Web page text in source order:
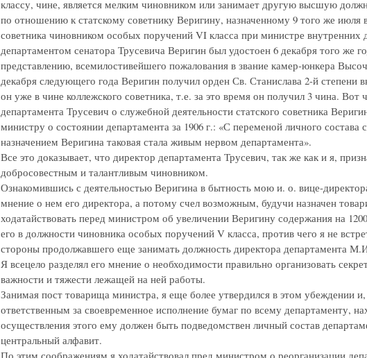
классу, чине, является мелким чиновником или занимает другую высшую
по отношению к статскому советнику Веригину, назначенному 9 того же июля
советника чиновником особых поручений VI класса при министре внутренних
департаментом сенатора Трусевича Веригин был удостоен 6 декабря того же
представлению, всемилостивейшего пожалования в звание камер-юнкера
декабря следующего года Веригин получил орден Св. Станислава 2-й степени
он уже в чине коллежского советника, т.е. за это время он получил 3 чина. Вот
департамента Трусевич о служебной деятельности статского советника
министру о состоянии департамента за 1906 г.: «С переменой личного состава
назначением Веригина таковая стала живым нервом департамента».
Все это доказывает, что директор департамента Трусевич, так же как и я,
добросовестным и талантливым чиновником.
Ознакомившись с деятельностью Веригина в бытность мою и. о. вице-
мнение о нем его директора, а потому счел возможным, будучи назначен
ходатайствовать перед министром об увеличении Веригину содержания на
его в должности чиновника особых поручений V класса, против чего я не
стороны продолжавшего еще занимать должность директора департамента
Я всецело разделял его мнение о необходимости правильно организовать
важности и тяжести лежащей на ней работы.
Занимая пост товарища министра, я еще более утвердился в этом убеждении и,
ответственным за своевременное исполнение бумаг по всему департаменту,
осуществления этого ему должен быть подведомствен личный состав
центральный алфавит.
По этим соображениям я ходатайствовал пред министром о реорганизации